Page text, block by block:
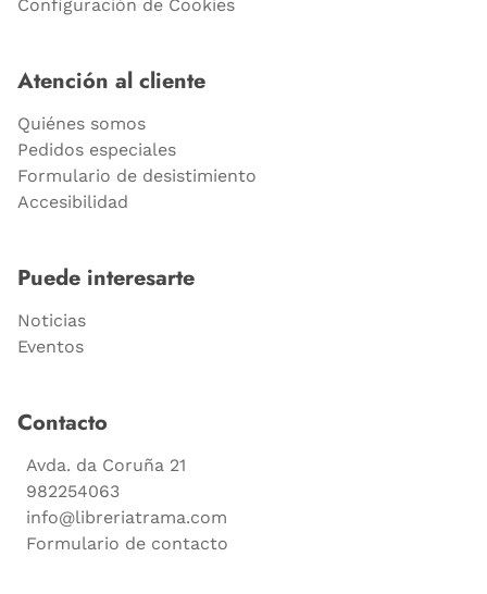
Configuración de Cookies
Atención al cliente
Quiénes somos
Pedidos especiales
Formulario de desistimiento
Accesibilidad
Puede interesarte
Noticias
Eventos
Contacto
Avda. da Coruña 21
982254063
info@libreriatrama.com
Formulario de contacto